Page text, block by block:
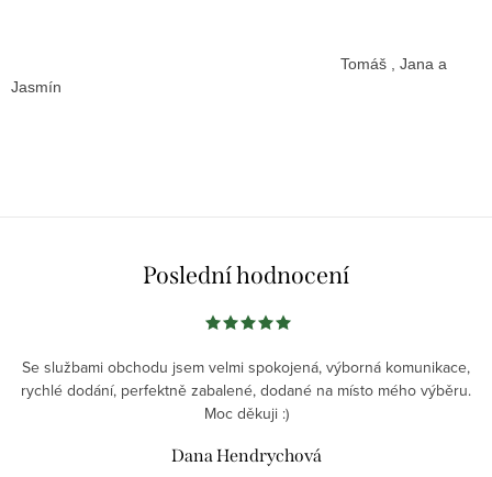
Tomáš , Jana a
Jasmín
Poslední hodnocení
Se službami obchodu jsem velmi spokojená, výborná komunikace,
rychlé dodání, perfektně zabalené, dodané na místo mého výběru.
Moc děkuji :)
Dana Hendrychová